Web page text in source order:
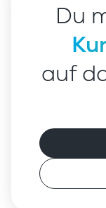
Du
auf